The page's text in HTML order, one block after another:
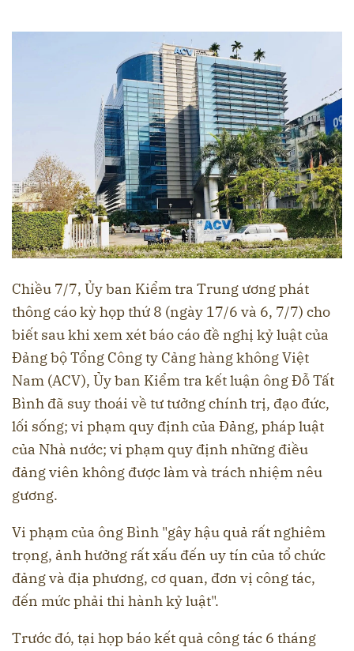
Chiều 7/7, Ủy ban Kiểm tra Trung ương phát
thông cáo kỳ họp thứ 8 (ngày 17/6 và 6, 7/7) cho
biết sau khi xem xét báo cáo đề nghị kỷ luật của
Đảng bộ Tổng Công ty Cảng hàng không Việt
Nam (ACV), Ủy ban Kiểm tra kết luận ông Đỗ Tất
Bình đã suy thoái về tư tưởng chính trị, đạo đức,
lối sống; vi phạm quy định của Đảng, pháp luật
của Nhà nước; vi phạm quy định những điều
đảng viên không được làm và trách nhiệm nêu
gương.
Vi phạm của ông Bình "gây hậu quả rất nghiêm
trọng, ảnh hưởng rất xấu đến uy tín của tổ chức
đảng và địa phương, cơ quan, đơn vị công tác,
đến mức phải thi hành kỷ luật".
Trước đó, tại họp báo kết quả công tác 6 tháng